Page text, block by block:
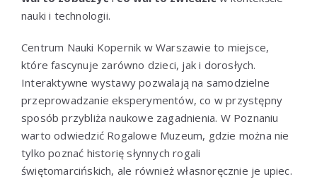
nauki i technologii.
Centrum Nauki Kopernik w Warszawie to miejsce,
które fascynuje zarówno dzieci, jak i dorosłych.
Interaktywne wystawy pozwalają na samodzielne
przeprowadzanie eksperymentów, co w przystępny
sposób przybliża naukowe zagadnienia. W Poznaniu
warto odwiedzić Rogalowe Muzeum, gdzie można nie
tylko poznać historię słynnych rogali
świętomarcińskich, ale również własnoręcznie je upiec.